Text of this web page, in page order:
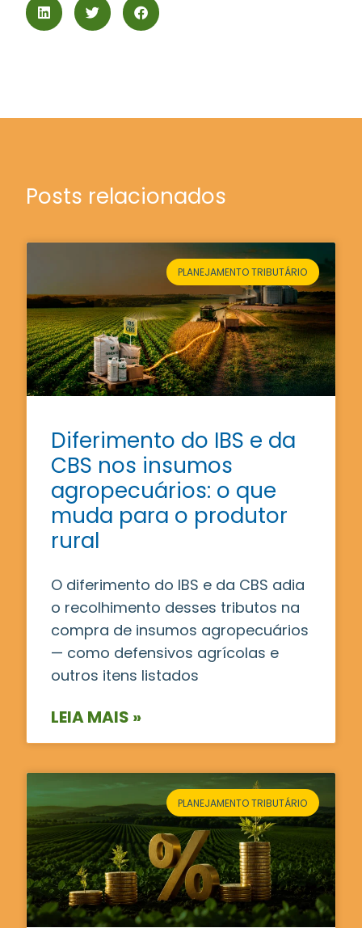
Posts relacionados
PLANEJAMENTO TRIBUTÁRIO
Diferimento do IBS e da
CBS nos insumos
agropecuários: o que
muda para o produtor
rural
O diferimento do IBS e da CBS adia
o recolhimento desses tributos na
compra de insumos agropecuários
— como defensivos agrícolas e
outros itens listados
LEIA MAIS »
PLANEJAMENTO TRIBUTÁRIO